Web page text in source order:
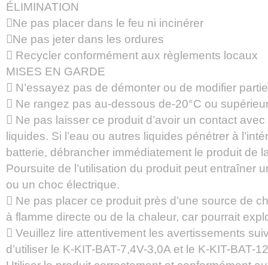
ÉLIMINATION
Ne pas placer dans le feu ni incinérer
Ne pas jeter dans les ordures
 Recycler conformément aux règlements locaux
MISES EN GARDE
 N’essayez pas de démonter ou de modifier
 Ne rangez pas au-dessous de-20°C ou
 Ne pas laisser ce produit d’avoir un contact avec
liquides. Si l’eau ou autres liquides pénétrer à
batterie, débrancher immédiatement le produit de
Poursuite de l’utilisation du produit peut entraîner
ou un choc électrique.
 Ne pas placer ce produit près d’une source de
à flamme directe ou de la chaleur, car pourrait
 Veuillez lire attentivement les avertissements
d’utiliser le K-KIT-BAT-7,4V-3,0A et le K-KIT-BAT-